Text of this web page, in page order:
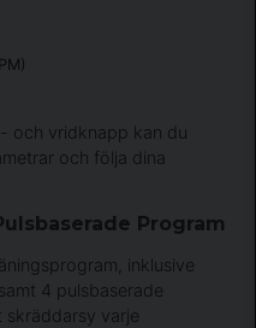
och vridknapp kan du
och följa dina
Program
inklusive
4 pulsbaserade
varje